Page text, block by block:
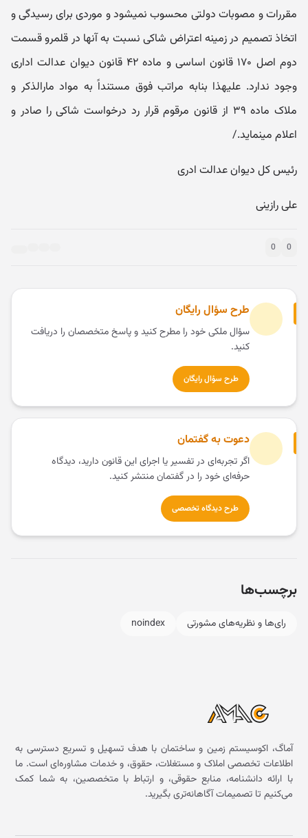
مقررات و مصوبات دولتی محسوب نمی‎شود و موردی برای رسیدگی و
اتخاذ تصمیم در زمینه اعتراض شاکی نسبت به آنها در قلمرو قسمت
دوم اصل ۱۷۰ قانون اساسی و ماده ۴۲ قانون دیوان عدالت اداری
وجود ندارد. علیهذا بنابه مراتب فوق مستنداً به مواد مارالذکر و
ملاک ماده ۳۹ از قانون مرقوم قرار رد درخواست شاکی را صادر و
اعلام می‎نماید./
رئیس کل دیوان عدالت ادری
علی رازینی
0
0
طرح سؤال رایگان
سؤال ملکی خود را مطرح کنید و پاسخ متخصصان را دریافت
کنید.
طرح سؤال رایگان
دعوت به گفتمان
اگر تجربه‌ای در تفسیر یا اجرای این قانون دارید، دیدگاه
حرفه‌ای خود را در گفتمان منتشر کنید.
طرح دیدگاه تخصصی
برچسب‌ها
رای‌ها و نظریه‌های مشورتی noindex
آماگ، اکوسیستم زمین و ساختمان با هدف تسهیل و تسریع دسترسی به
اطلاعات تخصصی املاک و مستغلات، حقوق، و خدمات مشاوره‌ای است. ما
با ارائه دانشنامه، منابع حقوقی، و ارتباط با متخصصین، به شما کمک
می‌کنیم تا تصمیمات آگاهانه‌تری بگیرید.